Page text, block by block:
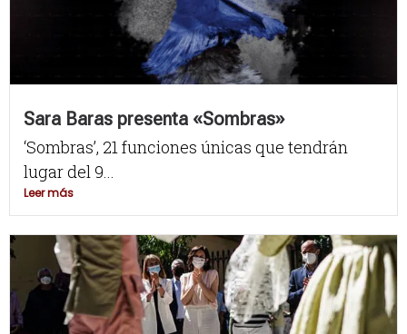
Sara Baras presenta «Sombras»
‘Sombras’, 21 funciones únicas que tendrán
lugar del 9...
Leer más